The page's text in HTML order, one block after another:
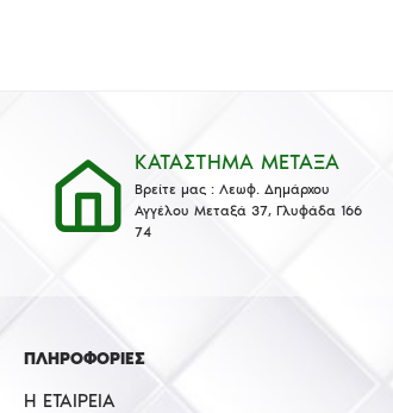
ΚΑΤΑΣΤΗΜΑ ΜΕΤΑΞΑ
Βρείτε μας : Λεωφ. Δημάρχου
Αγγέλου Μεταξά 37, Γλυφάδα 166
74
ΠΛΗΡΟΦΟΡΙΕΣ
Η ΕΤΑΙΡΕΊΑ